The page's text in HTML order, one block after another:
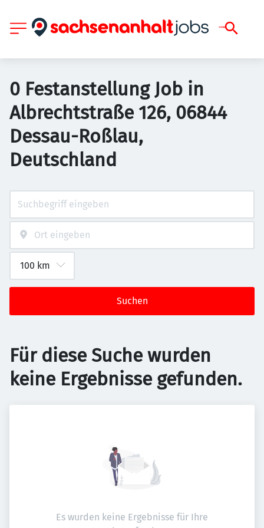
0 Festanstellung Job in
Albrechtstraße 126, 06844
Dessau-Roßlau,
Deutschland
Suchen
Für diese Suche wurden
keine Ergebnisse gefunden.
Es wurden keine Ergebnisse für Ihre